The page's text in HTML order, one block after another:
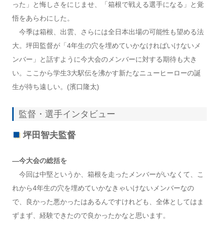
った」と悔しさをにじませ、「箱根で戦える選手になる」と覚
悟をあらわにした。
今季は箱根、出雲、さらには全日本出場の可能性も望める法
大。坪田監督が「4年生の穴を埋めていかなければいけないメ
ンバー」と話すように今大会のメンバーに対する期待も大き
い。ここから学生3大駅伝を沸かす新たなニューヒーローの誕
生が待ち遠しい。(濱口隆太)
監督・選手インタビュー
坪田智夫監督
―今大会の総括を
今回は中堅というか、箱根を走ったメンバーがいなくて、こ
れから4年生の穴を埋めていかなきゃいけないメンバーなの
で、良かった悪かったはあるんですけれども、全体としてはま
ずまず、経験できたので良かったかなと思います。